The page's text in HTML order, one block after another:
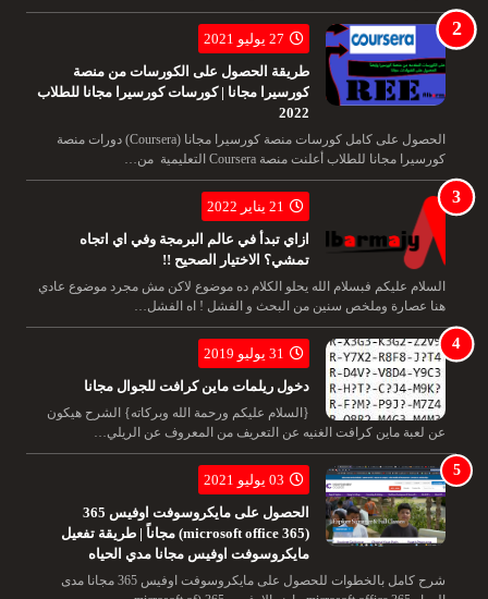
27 يوليو 2021
طريقة الحصول على الكورسات من منصة
كورسيرا مجانا | كورسات كورسيرا مجانا للطلاب
2022
الحصول على كامل كورسات منصة كورسيرا مجانا (Coursera) دورات منصة
كورسيرا مجانا للطلاب أعلنت منصة Coursera التعليمية من…
21 يناير 2022
ازاي تبدأ في عالم البرمجة وفي اي اتجاه
تمشي؟ الاختيار الصحيح !!
السلام عليكم فبسلام الله يحلو الكلام ده موضوع لاكن مش مجرد موضوع عادي
هنا عصارة وملخص سنين من البحث و الفشل ! اه الفشل…
31 يوليو 2019
دخول ريلمات ماين كرافت للجوال مجانا
{السلام عليكم ورحمة الله وبركاته} الشرح هيكون
عن لعبة ماين كرافت الغنيه عن التعريف من المعروف عن الريلي…
03 يوليو 2021
الحصول على مايكروسوفت اوفيس 365
(microsoft office 365) مجاناً | طريقة تفعيل
مايكروسوفت اوفيس مجانا مدي الحياه
شرح كامل بالخطوات للحصول على مايكروسوفت اوفيس 365 مجانا مدى